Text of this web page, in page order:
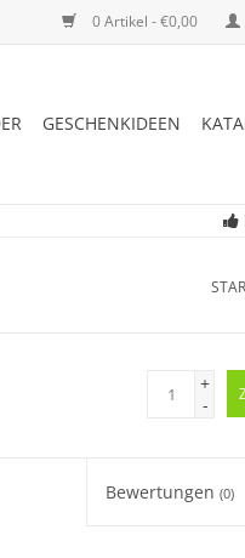
0 Artikel - €0,00
GESCHENKIDEEN
+
-
Bewertungen(0)